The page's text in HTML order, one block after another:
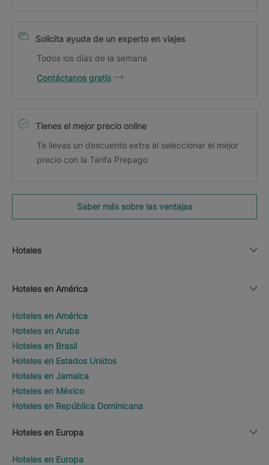
Solicita ayuda de un experto en viajes
Todos los días de la semana
Contáctanos gratis
Tienes el mejor precio online
Te llevas un descuento extra al seleccionar el mejor
precio con la Tarifa Prepago
Saber más sobre las ventajas
Hoteles
Hoteles en América
Hoteles en América
Hoteles en Aruba
Hoteles en Brasil
Hoteles en Estados Unidos
Hoteles en Jamaica
Hoteles en México
Hoteles en República Dominicana
Hoteles en Europa
Hoteles en Europa